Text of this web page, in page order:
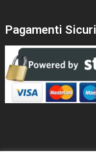
Pagamenti Sicuri